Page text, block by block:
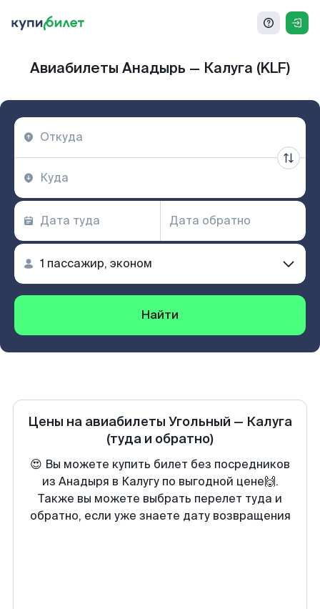
Авиабилеты Анадырь — Калуга (KLF)
Найти
Цены на авиабилеты Угольный — Калуга
(туда и обратно)
😍 Вы можете купить билет без посредников
из Анадыря в Калугу по выгодной цене🙌.
Также вы можете выбрать перелет туда и
обратно, если уже знаете дату возвращения